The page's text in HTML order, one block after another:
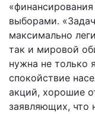
выборами.
максимально
так и мировой
нужна не только
спокойствие
акций, хорошие
заявляющих, что